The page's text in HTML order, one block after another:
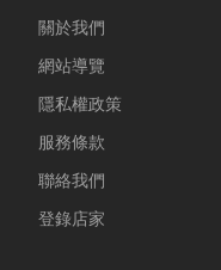
行的有價證券
貸款，以...
關於我們
網站導覽
隱私權政策
服務條款
聯絡我們
登錄店家